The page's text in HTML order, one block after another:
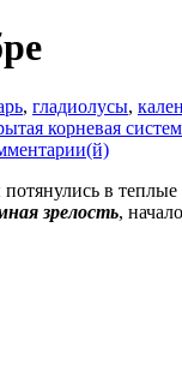
, гладиолусы,
корневая
в теплые
зрелость, начало